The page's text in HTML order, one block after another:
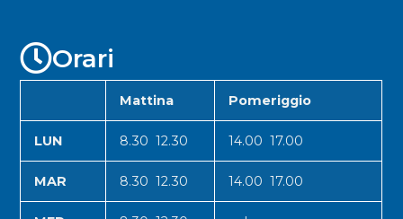
Orari
Mattina Pomeriggio
LUN 8.30 12.30 14.00 17.00
MAR 8.30 12.30 14.00 17.00